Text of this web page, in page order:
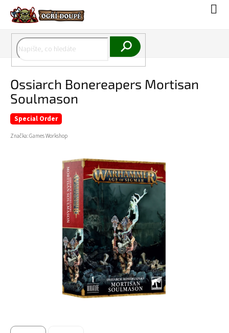
obsah
Ossiarch Bonereapers Mortisan
Soulmason
Special Order
Značka:Games Workshop